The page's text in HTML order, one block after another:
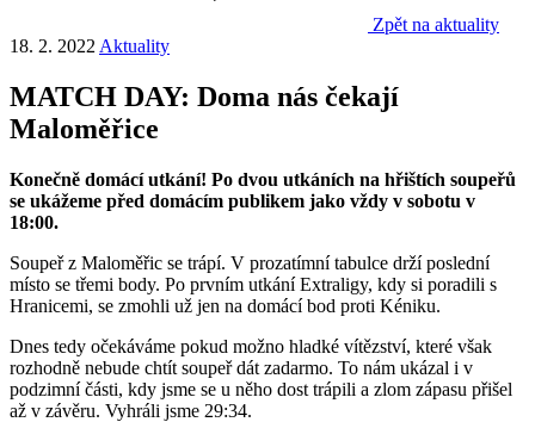
Zpět na aktuality
18. 2. 2022 Aktuality
MATCH DAY: Doma nás čekají
Maloměřice
Konečně domácí utkání! Po dvou utkáních na hřištích soupeřů
se ukážeme před domácím publikem jako vždy v sobotu v
18:00.
Soupeř z Maloměřic se trápí. V prozatímní tabulce drží poslední
místo se třemi body. Po prvním utkání Extraligy, kdy si poradili s
Hranicemi, se zmohli už jen na domácí bod proti Kéniku.
Dnes tedy očekáváme pokud možno hladké vítězství, které však
rozhodně nebude chtít soupeř dát zadarmo. To nám ukázal i v
podzimní části, kdy jsme se u něho dost trápili a zlom zápasu přišel
až v závěru. Vyhráli jsme 29:34.